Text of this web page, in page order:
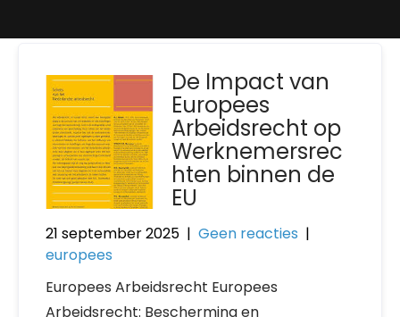
De Impact van
Europees
Arbeidsrecht op
Werknemersrec
hten binnen de
EU
21 september 2025 | Geen reacties |
europees
Europees Arbeidsrecht Europees
Arbeidsrecht: Bescherming en